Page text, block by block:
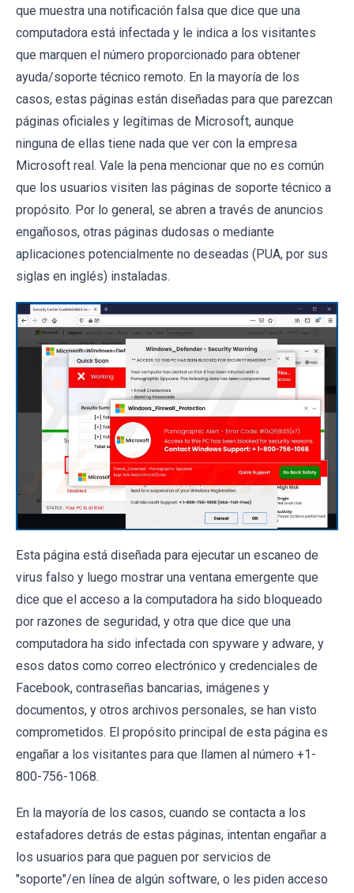
que muestra una notificación falsa que dice que una
computadora está infectada y le indica a los visitantes
que marquen el número proporcionado para obtener
ayuda/soporte técnico remoto. En la mayoría de los
casos, estas páginas están diseñadas para que parezcan
páginas oficiales y legítimas de Microsoft, aunque
ninguna de ellas tiene nada que ver con la empresa
Microsoft real. Vale la pena mencionar que no es común
que los usuarios visiten las páginas de soporte técnico a
propósito. Por lo general, se abren a través de anuncios
engañosos, otras páginas dudosas o mediante
aplicaciones potencialmente no deseadas (PUA, por sus
siglas en inglés) instaladas.
Esta página está diseñada para ejecutar un escaneo de
virus falso y luego mostrar una ventana emergente que
dice que el acceso a la computadora ha sido bloqueado
por razones de seguridad, y otra que dice que una
computadora ha sido infectada con spyware y adware, y
esos datos como correo electrónico y credenciales de
Facebook, contraseñas bancarias, imágenes y
documentos, y otros archivos personales, se han visto
comprometidos. El propósito principal de esta página es
engañar a los visitantes para que llamen al número +1-
800-756-1068.
En la mayoría de los casos, cuando se contacta a los
estafadores detrás de estas páginas, intentan engañar a
los usuarios para que paguen por servicios de
"soporte"/en línea de algún software, o les piden acceso